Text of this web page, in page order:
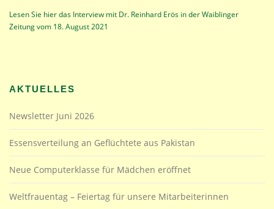
Lesen Sie hier das Interview mit Dr. Reinhard Erös in der Waiblinger
Zeitung vom 18. August 2021
AKTUELLES
Newsletter Juni 2026
Essensverteilung an Geflüchtete aus Pakistan
Neue Computerklasse für Mädchen eröffnet
Weltfrauentag – Feiertag für unsere Mitarbeiterinnen